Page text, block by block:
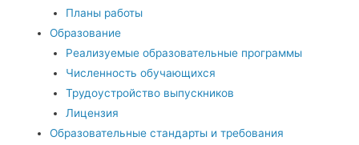
Планы работы
Образование
Реализуемые образовательные программы
Численность обучающихся
Трудоустройство выпускников
Лицензия
Образовательные стандарты и требования